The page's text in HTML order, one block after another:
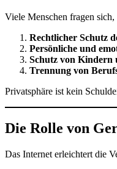
Viele Menschen fragen
Rechtlicher Schutz
Persönliche und
Schutz von Kindern
Trennung von
Privatsphäre ist kein
Die Rolle von
Das Internet erleichtert die